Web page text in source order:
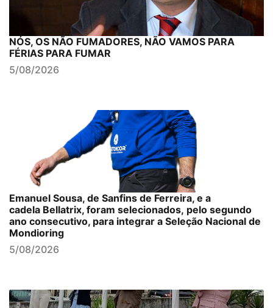
NÓS, OS NÃO FUMADORES, NÃO VAMOS PARA
FÉRIAS PARA FUMAR
5/08/2026
Emanuel Sousa, de Sanfins de Ferreira, e a
cadela Bellatrix, foram selecionados, pelo segundo
ano consecutivo, para integrar a Seleção Nacional de
Mondioring
5/08/2026